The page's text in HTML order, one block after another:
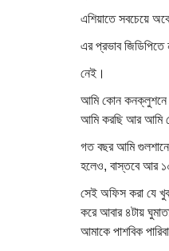
এশিয়াতে সবচেয়ে
এর প্রভাব
নেই।
আমি কোন কনক্লুশনে
আমি করছি আর আমি
গত বছর আমি
হলেও, বাস্তবে আর
সেই অফিস করা যে
করে আবার ৪টায়
আমাকে পাশবিক